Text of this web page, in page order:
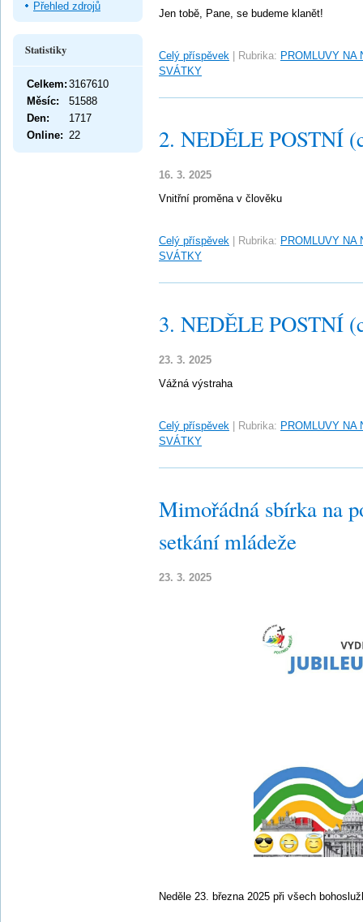
Jen tobě, Pane, se budeme klanět!
Celý příspěvek Rubrika: PROMLUVY NA
SVÁTKY
2. NEDĚLE POSTNÍ
16. 3. 2025
Vnitřní proměna v člověku
Celý příspěvek Rubrika: PROMLUVY NA
SVÁTKY
3. NEDĚLE POSTNÍ
23. 3. 2025
Vážná výstraha
Celý příspěvek Rubrika: PROMLUVY NA
SVÁTKY
Mimořádná sbírka na
setkání mládeže
23. 3. 2025
Neděle 23. března 2025 při všech
Přehled zdrojů
Statistiky
Online: 22
Celkem: 3167610
Měsíc:
51588
Den:
1717